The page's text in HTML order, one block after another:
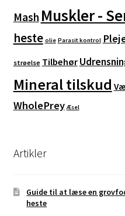
Mash Muskler -
heste olie Parasit kontrol
strøelse Tilbehør
Mineral tilskud
WholePrey Æsel
Artikler
Guide til at læse en
heste